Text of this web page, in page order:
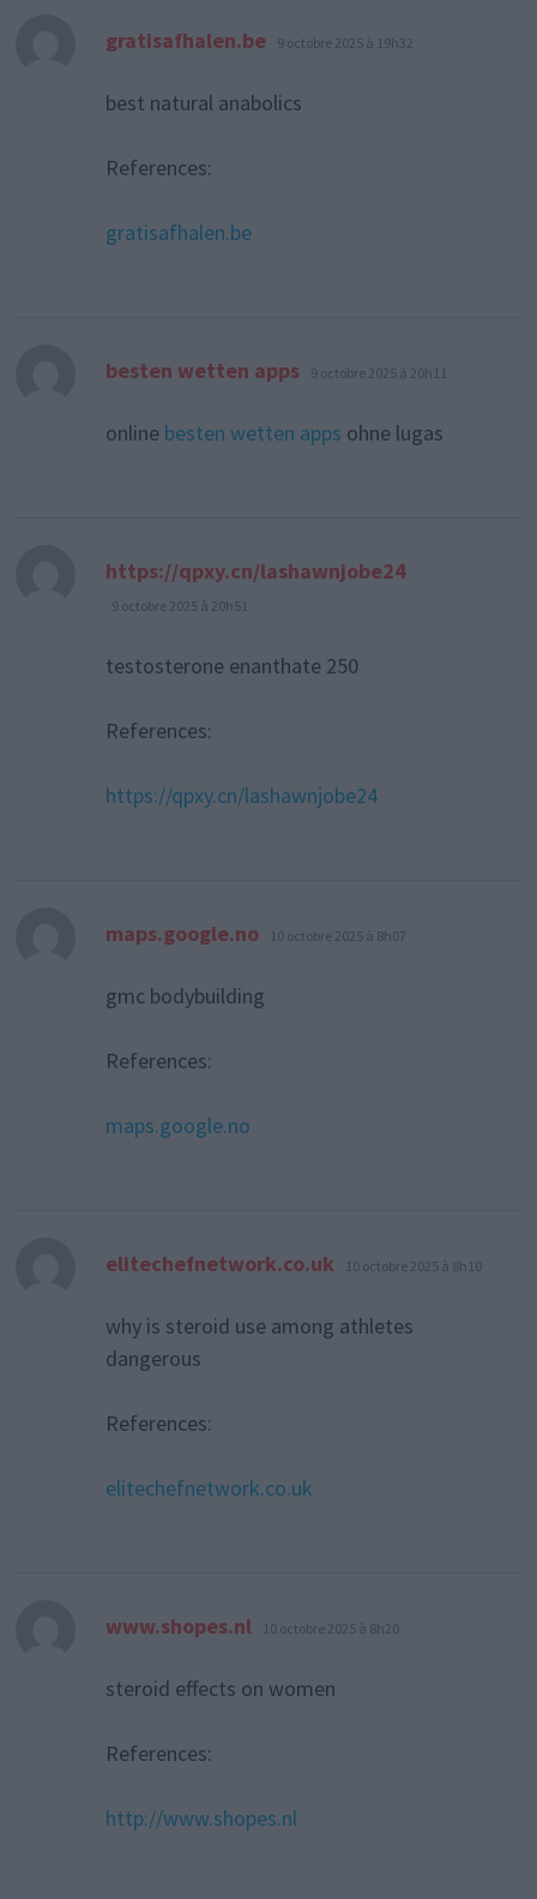
gratisafhalen.be dit :
9 octobre 2025 à 19h32
best natural anabolics
References:
gratisafhalen.be
besten wetten apps dit :
9 octobre 2025 à 20h11
online besten wetten apps ohne lugas
https://qpxy.cn/lashawnjobe24
9 octobre 2025 à 20h51
testosterone enanthate 250
References:
https://qpxy.cn/lashawnjobe24
maps.google.no dit :
10 octobre 2025 à 8h07
gmc bodybuilding
References:
maps.google.no
elitechefnetwork.co.uk dit :
10 octobre 2025 à 8h10
why is steroid use among athletes
dangerous
References:
elitechefnetwork.co.uk
www.shopes.nl dit :
10 octobre 2025 à 8h20
steroid effects on women
References:
http://www.shopes.nl